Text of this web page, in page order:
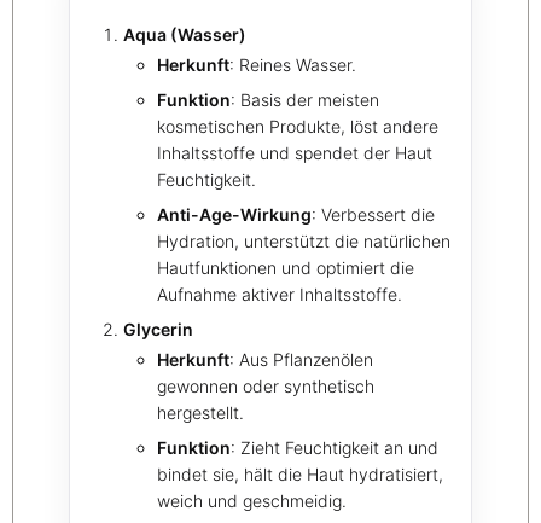
Aqua (Wasser)
Herkunft: Reines Wasser.
Funktion: Basis der meisten
kosmetischen Produkte, löst andere
Inhaltsstoffe und spendet der Haut
Feuchtigkeit.
Anti-Age-Wirkung: Verbessert die
Hydration, unterstützt die natürlichen
Hautfunktionen und optimiert die
Aufnahme aktiver Inhaltsstoffe.
Glycerin
Herkunft: Aus Pflanzenölen
gewonnen oder synthetisch
hergestellt.
Funktion: Zieht Feuchtigkeit an und
bindet sie, hält die Haut hydratisiert,
weich und geschmeidig.